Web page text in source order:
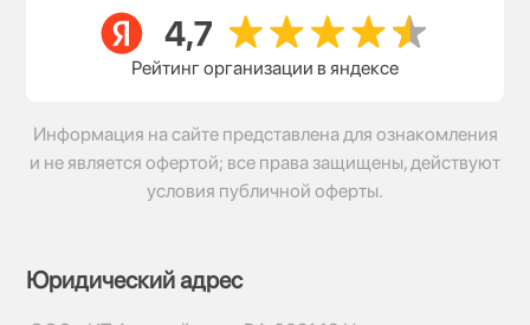
Рейтинг организации в яндексе
Информация на сайте представлена для ознакомления
и не является офертой; все права защищены, действуют
условия публичной оферты.
Юридический адрес